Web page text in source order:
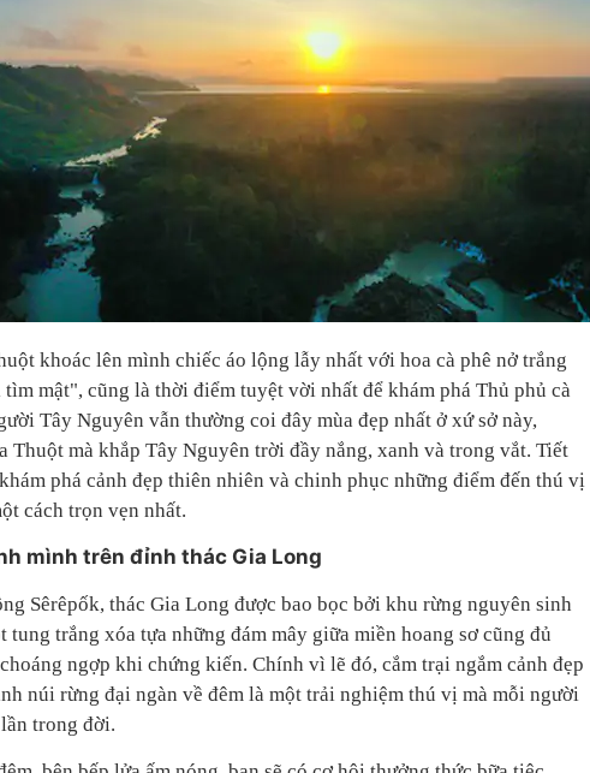
khoác lên mình chiếc áo lộng lẫy nhất với hoa cà phê nở trắng
mật", cũng là thời điểm tuyệt vời nhất để khám phá Thủ phủ cà
Tây Nguyên vẫn thường coi đây mùa đẹp nhất ở xứ sở này,
Thuột mà khắp Tây Nguyên trời đầy nắng, xanh và trong vắt. Tiết
phá cảnh đẹp thiên nhiên và chinh phục những điểm đến thú vị
cách trọn vẹn nhất.
mình trên đỉnh thác Gia Long
Sêrêpốk, thác Gia Long được bao bọc bởi khu rừng nguyên sinh
tung trắng xóa tựa những đám mây giữa miền hoang sơ cũng đủ
ngợp khi chứng kiến. Chính vì lẽ đó, cắm trại ngắm cảnh đẹp
núi rừng đại ngàn về đêm là một trải nghiệm thú vị mà mỗi người
trong đời.